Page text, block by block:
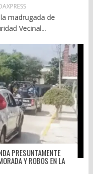
madrugada de
Vecinal...
PRESUNTAMENTE
Y ROBOS EN LA